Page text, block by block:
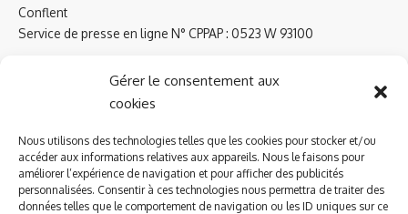
Gérer le consentement aux
cookies
Nous utilisons des technologies telles que les cookies pour stocker et/ou
accéder aux informations relatives aux appareils. Nous le faisons pour
améliorer l’expérience de navigation et pour afficher des publicités
personnalisées. Consentir à ces technologies nous permettra de traiter des
données telles que le comportement de navigation ou les ID uniques sur ce
Conflent
Service de presse en ligne N° CPPAP : 0523 W 93100
A PROPOS DE NOUS
Qui sommes-nous ?
Newsletter
Nous contacter
Politique de cookies
Politique de confidentialité
Mentions légales